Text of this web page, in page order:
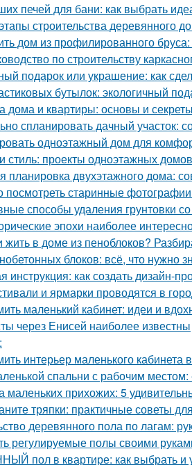
печей для бани: как выбрать
строительства деревянного
дом из профилированного
по строительству
подарок или украшение: как
бутылок: экологичный
дома и квартиры: основы и секреты
спланировать дачный участок:
одноэтажный дом для
стиль: проекты одноэтажных
планировка двухэтажного дома:
посмотреть старинные
способы удаления грунтовки
эпохи наиболее
жить в доме из пеноблоков?
блоков: всё, что нужно
инструкция: как создать дизайн-
и ярмарки проводятся в
маленький кабинет: идеи и
через Енисей наиболее известны
интерьер маленького кабинета
спальни с рабочим местом:
маленьких прихожих: 5
тряпки: практичные советы
деревянного пола по лагам:
регулируемые полы своими
пол в квартире: как выбрать и